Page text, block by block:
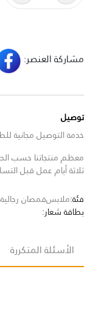
مشاركة العنصر:
توصيل
خدمة التوصيل مجانية
معظم منتجاتنا حسب
ثلاثة أيام عمل قبل
فئة:ملابسقمصان رجالية
بطاقة شعار:
الأسئلة المتكررة